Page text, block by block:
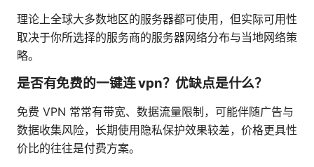
理论上全球大多数地区的服务器都可使用，但实际可用性
取决于你所选择的服务商的服务器网络分布与当地网络策
略。
是否有免费的一键连 vpn？优缺点是什么？
免费 VPN 常常有带宽、数据流量限制，可能伴随广告与
数据收集风险，长期使用隐私保护效果较差，价格更具性
价比的往往是付费方案。